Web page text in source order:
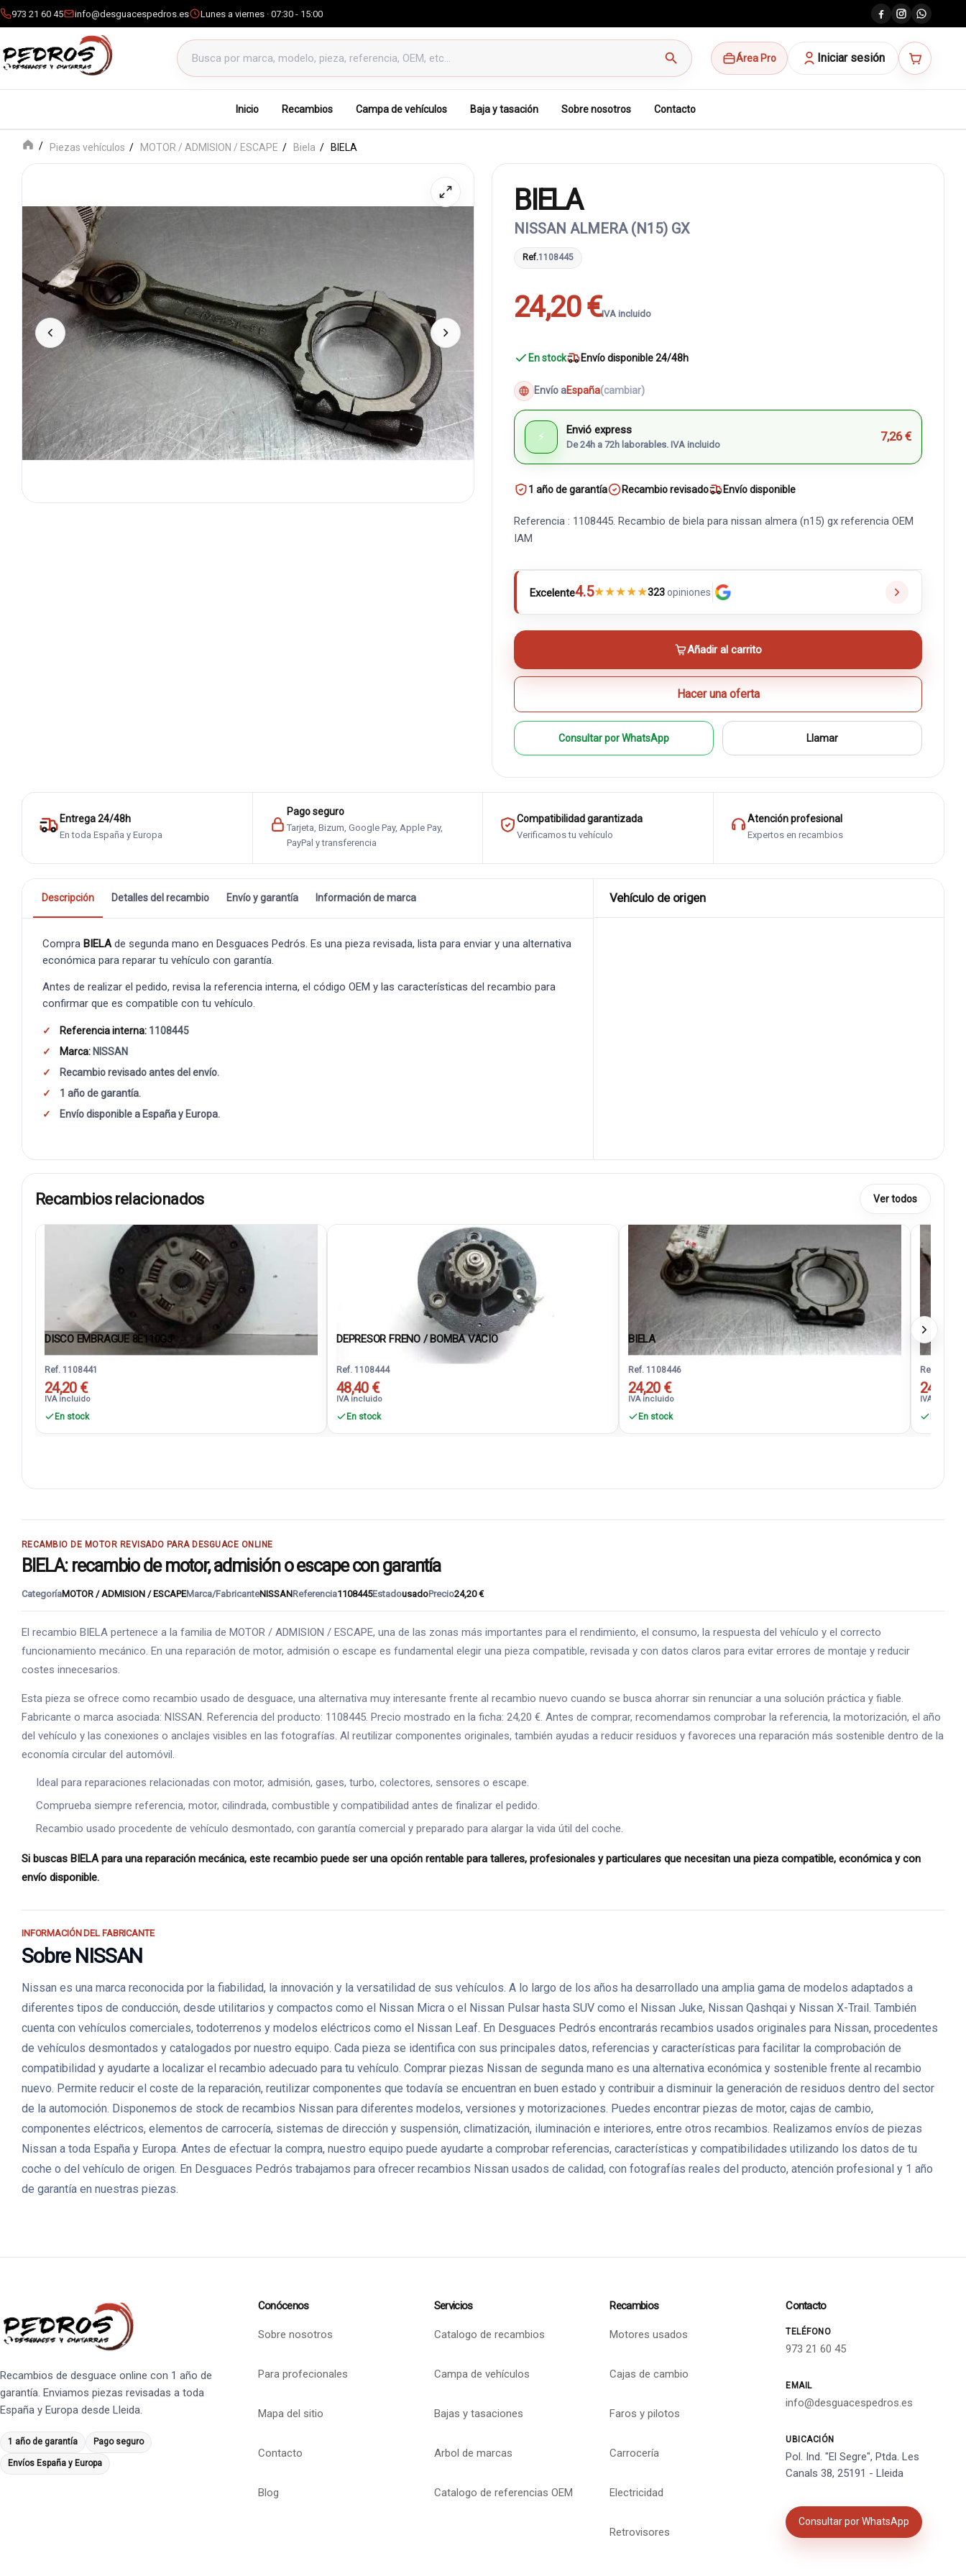
973 21 60 45 info@desguacespedros.es Lunes a viernes · 07:30 - 15:00
Buscar productos
search Área Pro Iniciar sesión
Inicio Recambios Campa de vehículos Baja y tasación Sobre nosotros Contacto
Piezas vehículos MOTOR / ADMISION / ESCAPE Biela BIELA
BIELA
NISSAN ALMERA (N15) GX
Ref.1108445
24,20 €IVA incluido
En stock Envío disponible 24/48h
Envío aEspaña(cambiar)
⚡ Envió express
De 24h a 72h laborables. IVA incluido
7,26 €
1 año de garantía Recambio revisado Envío disponible
Referencia : 1108445. Recambio de biela para nissan almera (n15) gx referencia OEM
IAM
Excelente4.5★★★★★323opiniones
Añadir al carrito
Hacer una oferta
Consultar por WhatsApp Llamar
Entrega 24/48h
En toda España y Europa
Pago seguro
Tarjeta, Bizum, Google Pay, Apple Pay,
PayPal y transferencia
Compatibilidad garantizada
Verificamos tu vehículo
Atención profesional
Expertos en recambios
Descripción Detalles del recambio Envío y garantía Información de marca
Compra BIELA de segunda mano en Desguaces Pedrós. Es una pieza revisada, lista para enviar y una alternativa
económica para reparar tu vehículo con garantía.
Antes de realizar el pedido, revisa la referencia interna, el código OEM y las características del recambio para
confirmar que es compatible con tu vehículo.
Referencia interna: 1108445
Marca: NISSAN
Recambio revisado antes del envío.
1 año de garantía.
Envío disponible a España y Europa.
Vehículo de origen
Recambios relacionados Ver todos
DISCO EMBRAGUE 8E110GJ
Ref. 1108441
24,20 €
IVA incluido
En stock
DEPRESOR FRENO / BOMBA VACIO
Ref. 1108444
48,40 €
IVA incluido
En stock
BIELA
Ref. 1108446
24,20 €
IVA incluido
En stock
BIELA
Ref.
24,20 €
IVA incluido
RECAMBIO DE MOTOR REVISADO PARA DESGUACE ONLINE
BIELA: recambio de motor, admisión o escape con garantía
CategoríaMOTOR / ADMISION / ESCAPEMarca/FabricanteNISSANReferencia1108445EstadousadoPrecio24,20 €
El recambio BIELA pertenece a la familia de MOTOR / ADMISION / ESCAPE, una de las zonas más importantes para el rendimiento, el consumo, la respuesta del vehículo y el correcto
funcionamiento mecánico. En una reparación de motor, admisión o escape es fundamental elegir una pieza compatible, revisada y con datos claros para evitar errores de montaje y reducir
costes innecesarios.
Esta pieza se ofrece como recambio usado de desguace, una alternativa muy interesante frente al recambio nuevo cuando se busca ahorrar sin renunciar a una solución práctica y fiable.
Fabricante o marca asociada: NISSAN. Referencia del producto: 1108445. Precio mostrado en la ficha: 24,20 €. Antes de comprar, recomendamos comprobar la referencia, la motorización, el año
del vehículo y las conexiones o anclajes visibles en las fotografías. Al reutilizar componentes originales, también ayudas a reducir residuos y favoreces una reparación más sostenible dentro de la
economía circular del automóvil.
Ideal para reparaciones relacionadas con motor, admisión, gases, turbo, colectores, sensores o escape.
Comprueba siempre referencia, motor, cilindrada, combustible y compatibilidad antes de finalizar el pedido.
Recambio usado procedente de vehículo desmontado, con garantía comercial y preparado para alargar la vida útil del coche.
Si buscas BIELA para una reparación mecánica, este recambio puede ser una opción rentable para talleres, profesionales y particulares que necesitan una pieza compatible, económica y con
envío disponible.
INFORMACIÓN DEL FABRICANTE
Sobre NISSAN
Nissan es una marca reconocida por la fiabilidad, la innovación y la versatilidad de sus vehículos. A lo largo de los años ha desarrollado una amplia gama de modelos adaptados a
diferentes tipos de conducción, desde utilitarios y compactos como el Nissan Micra o el Nissan Pulsar hasta SUV como el Nissan Juke, Nissan Qashqai y Nissan X-Trail. También
cuenta con vehículos comerciales, todoterrenos y modelos eléctricos como el Nissan Leaf. En Desguaces Pedrós encontrarás recambios usados originales para Nissan, procedentes
de vehículos desmontados y catalogados por nuestro equipo. Cada pieza se identifica con sus principales datos, referencias y características para facilitar la comprobación de
compatibilidad y ayudarte a localizar el recambio adecuado para tu vehículo. Comprar piezas Nissan de segunda mano es una alternativa económica y sostenible frente al recambio
nuevo. Permite reducir el coste de la reparación, reutilizar componentes que todavía se encuentran en buen estado y contribuir a disminuir la generación de residuos dentro del sector
de la automoción. Disponemos de stock de recambios Nissan para diferentes modelos, versiones y motorizaciones. Puedes encontrar piezas de motor, cajas de cambio,
componentes eléctricos, elementos de carrocería, sistemas de dirección y suspensión, climatización, iluminación e interiores, entre otros recambios. Realizamos envíos de piezas
Nissan a toda España y Europa. Antes de efectuar la compra, nuestro equipo puede ayudarte a comprobar referencias, características y compatibilidades utilizando los datos de tu
coche o del vehículo de origen. En Desguaces Pedrós trabajamos para ofrecer recambios Nissan usados de calidad, con fotografías reales del producto, atención profesional y 1 año
de garantía en nuestras piezas.
Recambios de desguace online con 1 año de
garantía. Enviamos piezas revisadas a toda
España y Europa desde Lleida.
1 año de garantía Pago seguro
Envíos España y Europa
Conócenos
Sobre nosotros
Para profecionales
Mapa del sitio
Contacto
Blog
Servicios
Catalogo de recambios
Campa de vehículos
Bajas y tasaciones
Arbol de marcas
Catalogo de referencias OEM
Recambios
Motores usados
Cajas de cambio
Faros y pilotos
Carrocería
Electricidad
Retrovisores
Contacto
TELÉFONO
973 21 60 45
EMAIL
info@desguacespedros.es
UBICACIÓN
Pol. Ind. "El Segre", Ptda. Les
Canals 38, 25191 - Lleida
Consultar por WhatsApp